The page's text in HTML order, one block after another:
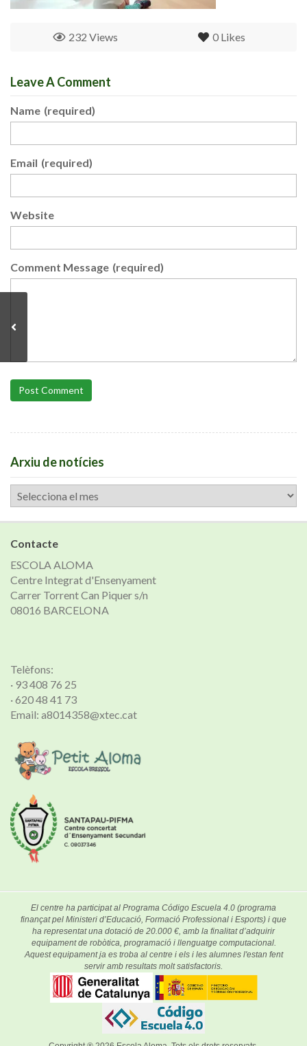
0 Likes
232 Views
Leave A Comment
Name (required)
Email (required)
Website
Comment Message (required)
Post Comment
Arxiu de notícies
Arxiu
de
notícies
Contacte
ESCOLA ALOMA
Centre Integrat d'Ensenyament
Carrer Torrent Can Piquer s/n
08016 BARCELONA
Telèfons:
· 93 408 76 25
· 620 48 41 73
Email: a8014358@xtec.cat
El centre ha participat al Programa Código Escuela 4.0 (programa
finançat pel Ministeri d’Educació, Formació Professional i Esports) i que
ha representat una dotació de 20.000 €, amb la finalitat d’adquirir
equipament de robòtica, programació i llenguatge computacional.
Aquest equipament ja es troba al centre i els i les alumnes l'estan fent
servir amb resultats molt satisfactoris.